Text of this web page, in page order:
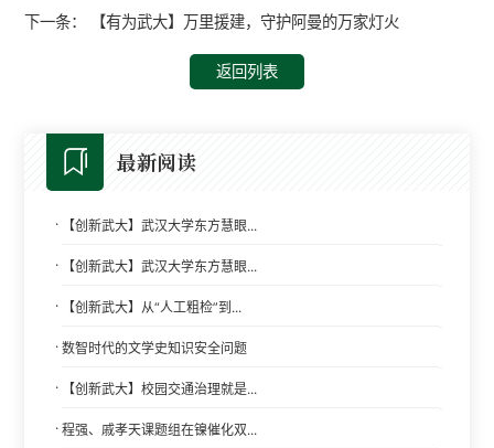
下一条：
【有为武大】万里援建，守护阿曼的万家灯火
返回列表
最新阅读
· 【创新武大】武汉大学东方慧眼...
· 【创新武大】武汉大学东方慧眼...
· 【创新武大】从“人工粗检”到...
· 数智时代的文学史知识安全问题
· 【创新武大】校园交通治理就是...
· 程强、戚孝天课题组在镍催化双...